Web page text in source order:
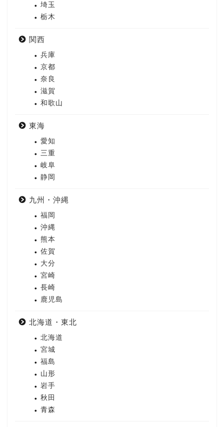
埼玉
栃木
関西
兵庫
京都
奈良
滋賀
和歌山
東海
愛知
三重
岐阜
静岡
九州・沖縄
福岡
沖縄
熊本
佐賀
大分
宮崎
長崎
鹿児島
北海道・東北
北海道
宮城
福島
山形
岩手
秋田
青森